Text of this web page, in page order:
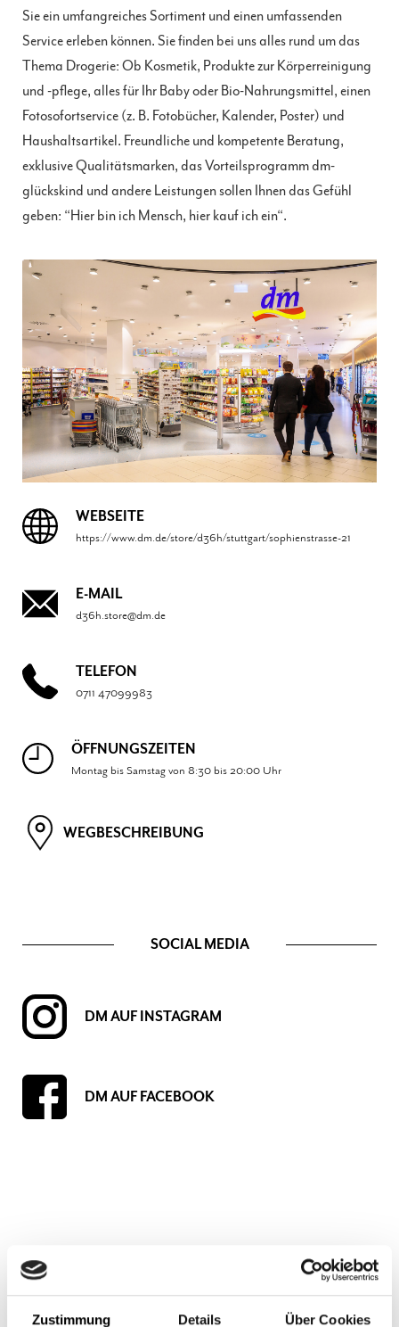
Zustimmung Details Über Cookies
Sie ein umfangreiches Sortiment und einen umfassenden
Service erleben können. Sie finden bei uns alles rund um das
Thema Drogerie: Ob Kosmetik, Produkte zur Körperreinigung
und -pflege, alles für Ihr Baby oder Bio-Nahrungsmittel, einen
Fotosofortservice (z. B. Fotobücher, Kalender, Poster) und
Haushaltsartikel. Freundliche und kompetente Beratung,
exklusive Qualitätsmarken, das Vorteilsprogramm dm-
glückskind und andere Leistungen sollen Ihnen das Gefühl
geben: “Hier bin ich Mensch, hier kauf ich ein“.
WEBSEITE
https://www.dm.de/store/d36h/stuttgart/sophienstrasse-21
E-MAIL
d36h.store@dm.de
TELEFON
0711 47099983
ÖFFNUNGSZEITEN
Montag bis Samstag von 8:30 bis 20:00 Uhr
WEGBESCHREIBUNG
SOCIAL MEDIA
DM AUF INSTAGRAM
DM AUF FACEBOOK